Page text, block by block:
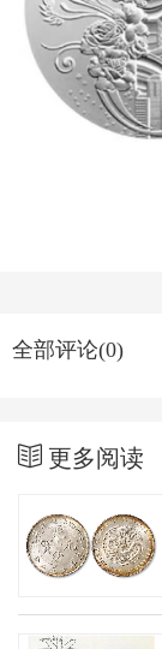
全部评论(0)
更多阅读